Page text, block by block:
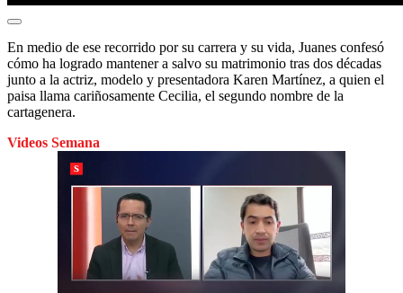
En medio de ese recorrido por su carrera y su vida, Juanes confesó
cómo ha logrado mantener a salvo su matrimonio tras dos décadas
junto a la actriz, modelo y presentadora Karen Martínez, a quien el
paisa llama cariñosamente Cecilia, el segundo nombre de la
cartagenera.
Videos Semana